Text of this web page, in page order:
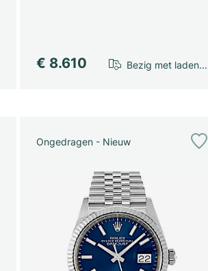
€ 8.610 Bezig met laden...
Ongedragen - Nieuw